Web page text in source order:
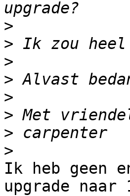
>
>
>
>
>
>
>
>
Ik heb geen
upgrade naar